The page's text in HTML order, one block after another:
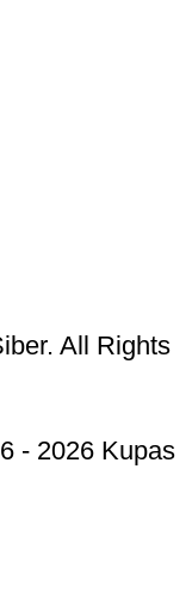
All Rights
- 2026 Kupas